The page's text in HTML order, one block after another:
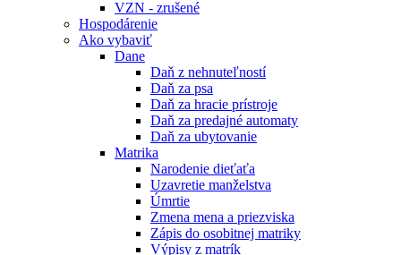
VZN - zrušené
Hospodárenie
Ako vybaviť
Dane
Daň z nehnuteľností
Daň za psa
Daň za hracie prístroje
Daň za predajné automaty
Daň za ubytovanie
Matrika
Narodenie dieťaťa
Uzavretie manželstva
Úmrtie
Zmena mena a priezviska
Zápis do osobitnej matriky
Výpisy z matrík